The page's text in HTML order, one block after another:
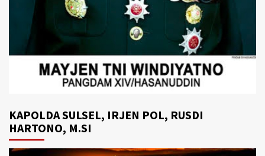
KAPOLDA SULSEL, IRJEN POL, RUSDI
HARTONO, M.SI